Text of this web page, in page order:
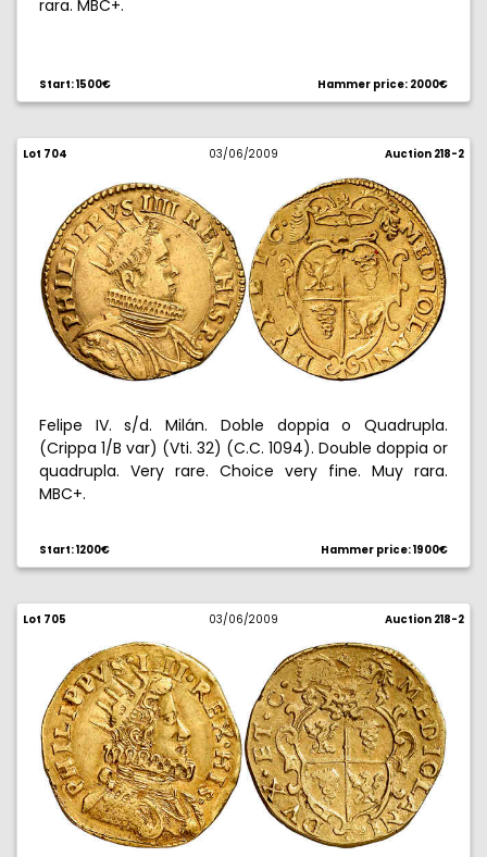
rara. MBC+.
Start: 1500€ Hammer price: 2000€
Lot 704 03/06/2009 Auction 218-2
Felipe IV. s/d. Milán. Doble doppia o Quadrupla.
(Crippa 1/B var) (Vti. 32) (C.C. 1094). Double doppia or
quadrupla. Very rare. Choice very fine. Muy rara.
MBC+.
Start: 1200€ Hammer price: 1900€
Lot 705 03/06/2009 Auction 218-2